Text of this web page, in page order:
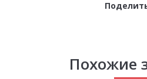
Похожие